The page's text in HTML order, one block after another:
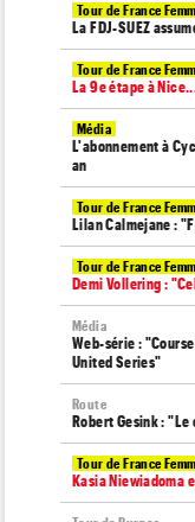
Tour de France
La FDJ-SUEZ
Tour de France
La 9e étape à
Média
L'abonnement à
an
Tour de France
Lilan Calmejane :
Tour de France
Demi Vollering :
Média
Web-série :
United Series"
Route
Robert Gesink :
Tour de France
Kasia Niewiadoma